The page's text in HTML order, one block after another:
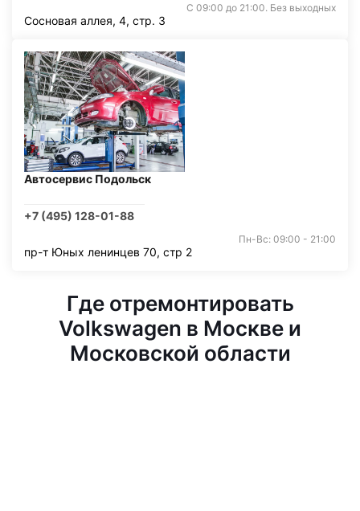
С 09:00 до 21:00. Без выходных
Сосновая аллея, 4, стр. 3
Автосервис Подольск
+7 (495) 128-01-88
Пн-Вс: 09:00 - 21:00
пр-т Юных ленинцев 70, стр 2
Где отремонтировать
Volkswagen в Москве и
Московской области